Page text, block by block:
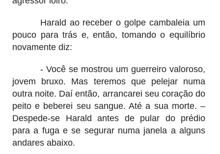
Harald ao receber o golpe cambaleia um
pouco para trás e, então, tomando o equilíbrio
novamente diz:
- Você se mostrou um guerreiro valoroso,
jovem bruxo. Mas teremos que pelejar numa
outra noite. Daí então, arrancarei seu coração do
peito e beberei seu sangue. Até a sua morte. –
Despede-se Harald antes de pular do prédio
para a fuga e se segurar numa janela a alguns
andares abaixo.